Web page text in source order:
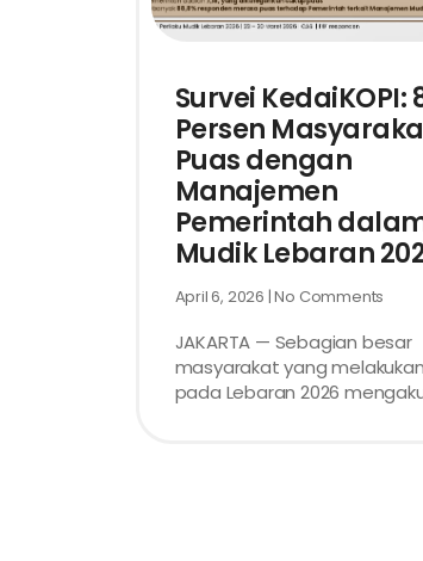
Survei KedaiKOPI:
Persen
Puas dengan
Manajemen
Pemerintah
Mudik Lebaran
April 6, 2026 No Comments
JAKARTA — Sebagian besar
masyarakat yang
pada Lebaran 2026